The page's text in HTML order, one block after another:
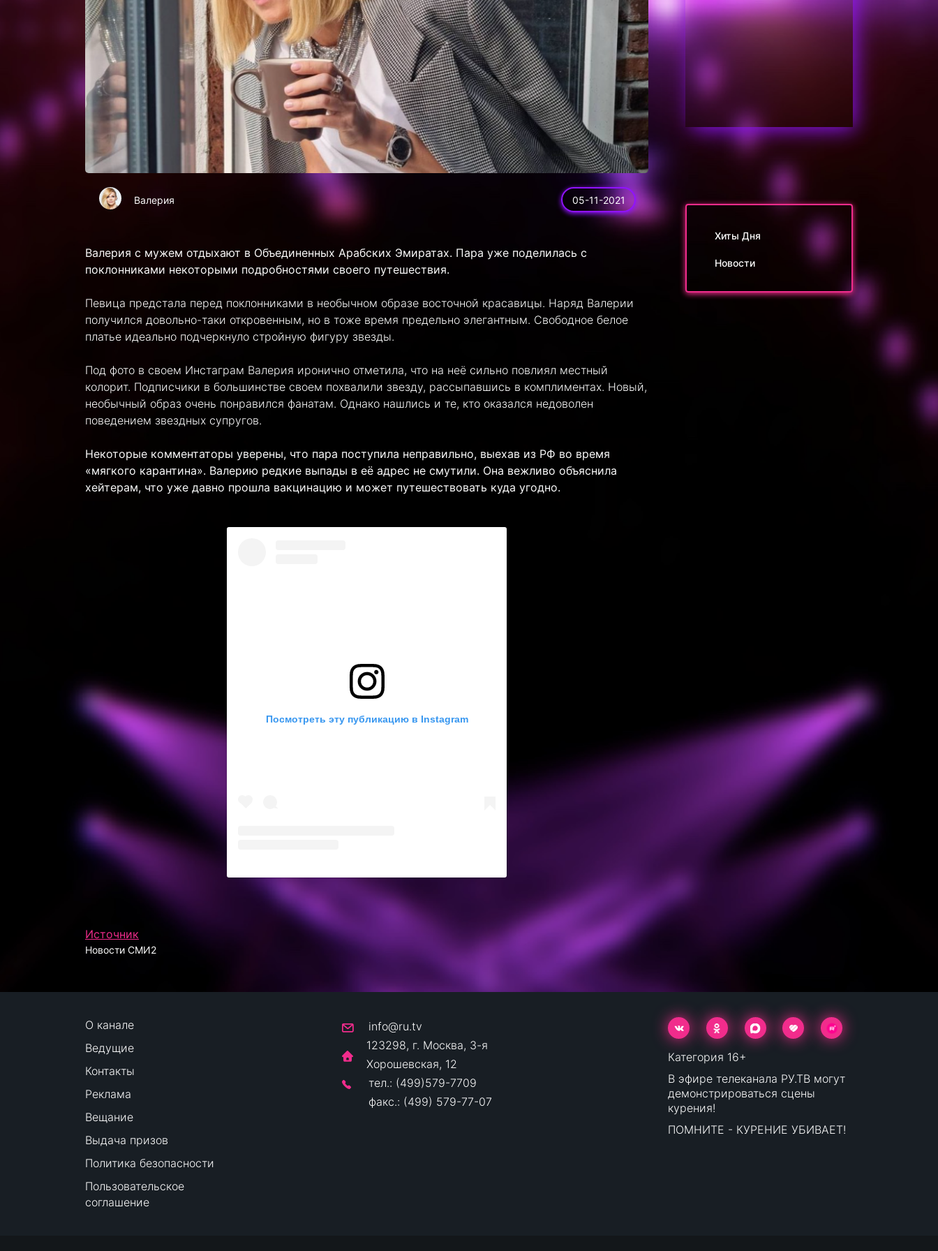
Валерия 05-11-2021
Валерия с мужем отдыхают в Объединенных Арабских Эмиратах. Пара уже поделилась с
поклонниками некоторыми подробностями своего путешествия.
Певица предстала перед поклонниками в необычном образе восточной красавицы. Наряд Валерии
получился довольно-таки откровенным, но в тоже время предельно элегантным. Свободное белое
платье идеально подчеркнуло стройную фигуру звезды.
Под фото в своем Инстаграм Валерия иронично отметила, что на неё сильно повлиял местный
колорит. Подписчики в большинстве своем похвалили звезду, рассыпавшись в комплиментах. Новый,
необычный образ очень понравился фанатам. Однако нашлись и те, кто оказался недоволен
поведением звездных супругов.
Некоторые комментаторы уверены, что пара поступила неправильно, выехав из РФ во время
«мягкого карантина». Валерию редкие выпады в её адрес не смутили. Она вежливо объяснила
хейтерам, что уже давно прошла вакцинацию и может путешествовать куда угодно.
Посмотреть эту публикацию в Instagram
Источник
Новости СМИ2
Хиты Дня
Новости
О канале
Ведущие
Контакты
Реклама
Вещание
Выдача призов
Политика безопасности
Пользовательское
соглашение
info@ru.tv
123298, г. Москва, 3-я
Хорошевская, 12
тел.: (499)579-7709
факс.: (499) 579-77-07
Категория 16+
В эфире телеканала РУ.ТВ могут
демонстрироваться сцены
курения!
ПОМНИТЕ - КУРЕНИЕ УБИВАЕТ!